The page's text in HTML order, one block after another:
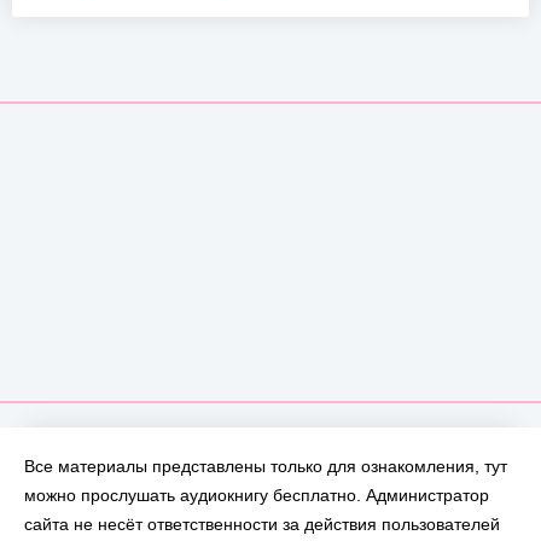
Все материалы представлены только для ознакомления, тут
можно прослушать аудиокнигу бесплатно. Администратор
сайта не несёт ответственности за действия пользователей